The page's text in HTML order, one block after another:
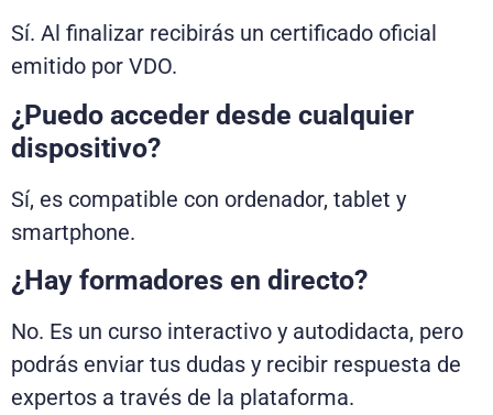
Sí. Al finalizar recibirás un certificado oficial
emitido por VDO.
¿Puedo acceder desde cualquier
dispositivo?
Sí, es compatible con ordenador, tablet y
smartphone.
¿Hay formadores en directo?
No. Es un curso interactivo y autodidacta, pero
podrás enviar tus dudas y recibir respuesta de
expertos a través de la plataforma.